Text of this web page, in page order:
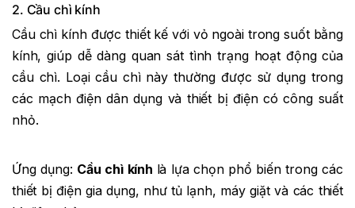
2. Cầu chì kính
Cầu chì kính được thiết kế với vỏ ngoài trong suốt bằng
kính, giúp dễ dàng quan sát tình trạng hoạt động của
cầu chì. Loại cầu chì này thường được sử dụng trong
các mạch điện dân dụng và thiết bị điện có công suất
nhỏ.
Ứng dụng: Cầu chì kính là lựa chọn phổ biến trong các
thiết bị điện gia dụng, như tủ lạnh, máy giặt và các thiết